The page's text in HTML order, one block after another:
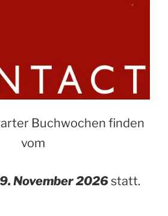
Buchwochen finden
vom
November 2026statt.